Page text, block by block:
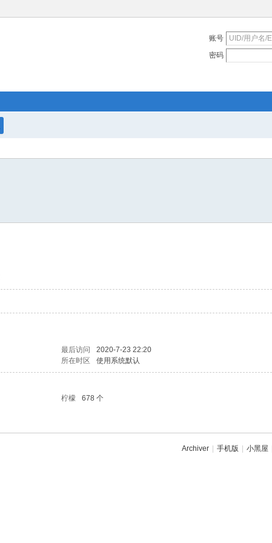
账号
密码
最后访问
2020-7-23 22:20
所在时区 使用系统默认
柠檬
678 个
Archiver 手机版 小黑屋